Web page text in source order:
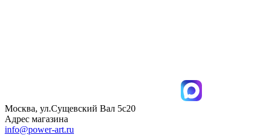
Москва, ул.Сущевский Вал 5с20
Адрес магазина
info@power-art.ru